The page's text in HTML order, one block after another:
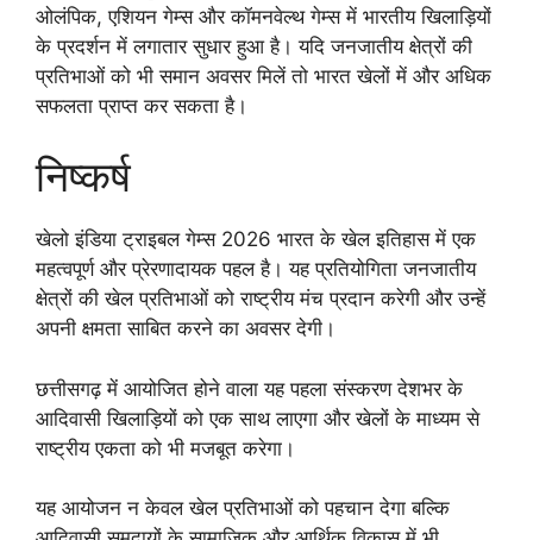
ओलंपिक, एशियन गेम्स और कॉमनवेल्थ गेम्स में भारतीय खिलाड़ियों
के प्रदर्शन में लगातार सुधार हुआ है। यदि जनजातीय क्षेत्रों की
प्रतिभाओं को भी समान अवसर मिलें तो भारत खेलों में और अधिक
सफलता प्राप्त कर सकता है।
निष्कर्ष
खेलो इंडिया ट्राइबल गेम्स 2026 भारत के खेल इतिहास में एक
महत्वपूर्ण और प्रेरणादायक पहल है। यह प्रतियोगिता जनजातीय
क्षेत्रों की खेल प्रतिभाओं को राष्ट्रीय मंच प्रदान करेगी और उन्हें
अपनी क्षमता साबित करने का अवसर देगी।
छत्तीसगढ़ में आयोजित होने वाला यह पहला संस्करण देशभर के
आदिवासी खिलाड़ियों को एक साथ लाएगा और खेलों के माध्यम से
राष्ट्रीय एकता को भी मजबूत करेगा।
यह आयोजन न केवल खेल प्रतिभाओं को पहचान देगा बल्कि